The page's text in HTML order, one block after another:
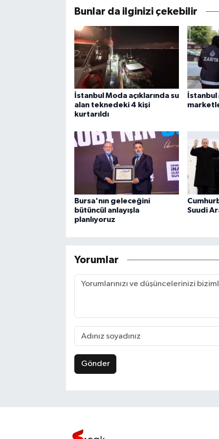
Bunlar da ilginizi çekebilir
İstanbul Moda açıklarında su
alan teknedeki 4 kişi
kurtarıldı
Bursa'nın geleceğini
bütüncül anlayışla
planlıyoruz
Suudi
Yorumlar
Gönder